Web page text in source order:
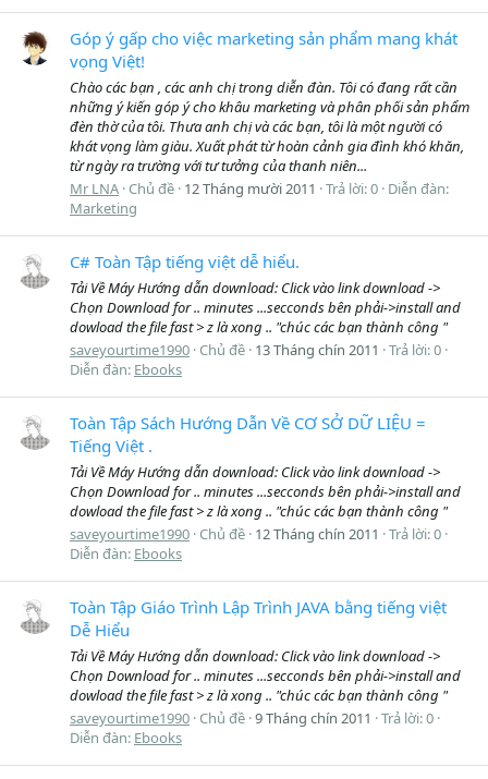
Góp ý gấp cho việc marketing sản phẩm mang khát
vọng Việt!
Chào các bạn , các anh chị trong diễn đàn. Tôi có đang rất cần
những ý kiến góp ý cho khâu marketing và phân phối sản phẩm
đèn thờ của tôi. Thưa anh chị và các bạn, tôi là một người có
khát vọng làm giàu. Xuất phát từ hoàn cảnh gia đình khó khăn,
từ ngày ra trường với tư tưởng của thanh niên...
Mr LNA Chủ đề 12 Tháng mười 2011 Trả lời: 0 Diễn đàn:
Marketing
C# Toàn Tập tiếng việt dễ hiểu.
Tải Về Máy Hướng dẫn download: Click vào link download ->
Chọn Download for .. minutes ...secconds bên phải->install and
dowload the file fast > z là xong .. "chúc các bạn thành công "
saveyourtime1990 Chủ đề 13 Tháng chín 2011
Trả lời: 0
Diễn đàn: Ebooks
Toàn Tập Sách Hướng Dẫn Về CƠ SỞ DỮ LIỆU =
Tiếng Việt .
Tải Về Máy Hướng dẫn download: Click vào link download ->
Chọn Download for .. minutes ...secconds bên phải->install and
dowload the file fast > z là xong .. "chúc các bạn thành công "
saveyourtime1990 Chủ đề 12 Tháng chín 2011
Trả lời: 0
Diễn đàn: Ebooks
Toàn Tập Giáo Trình Lập Trình JAVA bằng tiếng việt
Dễ Hiểu
Tải Về Máy Hướng dẫn download: Click vào link download ->
Chọn Download for .. minutes ...secconds bên phải->install and
dowload the file fast > z là xong .. "chúc các bạn thành công "
saveyourtime1990 Chủ đề 9 Tháng chín 2011
Trả lời: 0
Diễn đàn: Ebooks